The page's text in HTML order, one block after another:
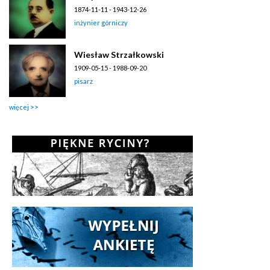
1874-11-11 - 1943-12-26
inżynier górniczy
Wiesław Strzałkowski
1909-05-15 - 1988-09-20
pisarz
więcej